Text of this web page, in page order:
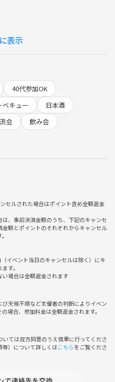
本酒好きまで気楽にゆるく日本酒
ます。
さい🙏)
ー広場
・副都心線「和光市駅」南口か
性があります)
インナップします！他にも持って
よう、お酒を楽しむマナーを守り
表示
40代参加OK
ベキュー
日本酒
会
飲み会
セルされた場合はポイント含め全額返金
は、事前決済金額のうち、下記のキャンセ
額とポイントのそれぞれからキャンセル
イベント当日のキャンセルは除く）にキ
す。
い場合は全額返金されます
天候不順など主催者の判断によりイベン
場合、参加料金は全額返金されます。
ては双方同意のうえ慎重に行ってくださ
）について詳しくはこちらをご覧くださ